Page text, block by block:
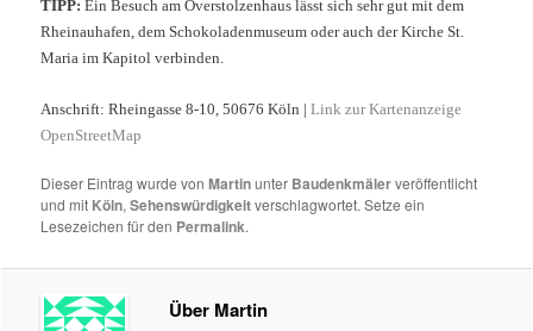
TIPP: Ein Besuch am Overstolzenhaus lässt sich sehr gut mit dem
Rheinauhafen, dem Schokoladenmuseum oder auch der Kirche St.
Maria im Kapitol verbinden.
Anschrift: Rheingasse 8-10, 50676 Köln |Link zur Kartenanzeige
OpenStreetMap
Dieser Eintrag wurde vonMartinunter Baudenkmälerveröffentlicht
und mit Köln,Sehenswürdigkeitverschlagwortet. Setze ein
Lesezeichen für den Permalink.
Über Martin